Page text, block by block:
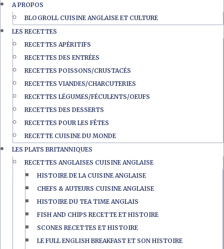
A PROPOS
BLOGROLL CUISINE ANGLAISE ET CULTURE
LES RECETTES
RECETTES APÉRITIFS
RECETTES DES ENTRÉES
RECETTES POISSONS/CRUSTACÉS
RECETTES VIANDES/CHARCUTERIES
RECETTES LÉGUMES/FÉCULENTS/OEUFS
RECETTES DES DESSERTS
RECETTES POUR LES FÊTES
RECETTE CUISINE DU MONDE
LES PLATS BRITANNIQUES
RECETTES ANGLAISES CUISINE ANGLAISE
HISTOIRE DE LA CUISINE ANGLAISE
CHEFS & AUTEURS CUISINE ANGLAISE
HISTOIRE DU TEA TIME ANGLAIS
FISH AND CHIPS RECETTE ET HISTOIRE
SCONES RECETTES ET HISTOIRE
LE FULL ENGLISH BREAKFAST ET SON HISTOIRE